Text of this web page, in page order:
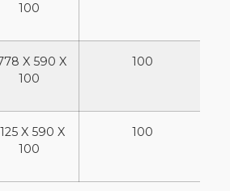
100
X 590 X
100
100
X 590 X
100
100